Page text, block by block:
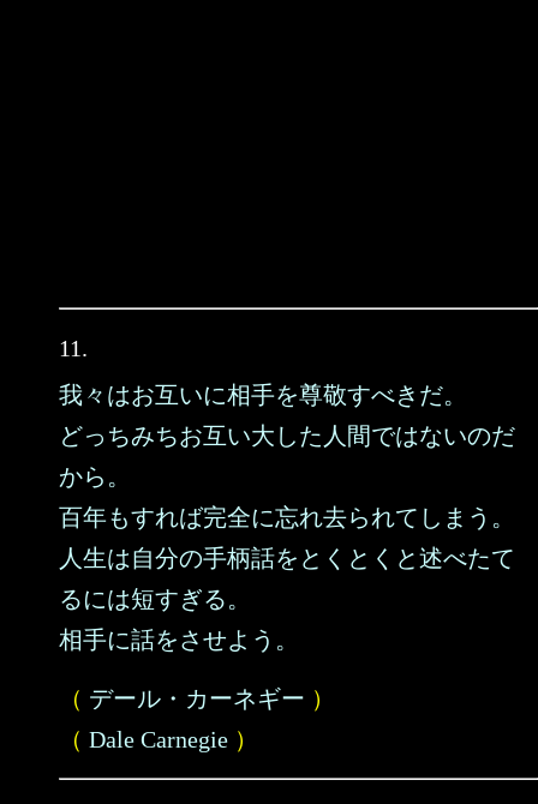
11.
我々はお互いに相手を尊敬すべきだ。
どっちみちお互い大した人間ではないのだ
から。
百年もすれば完全に忘れ去られてしまう。
人生は自分の手柄話をとくとくと述べたて
るには短すぎる。
相手に話をさせよう。
（ デール・カーネギー ）
（ Dale Carnegie ）